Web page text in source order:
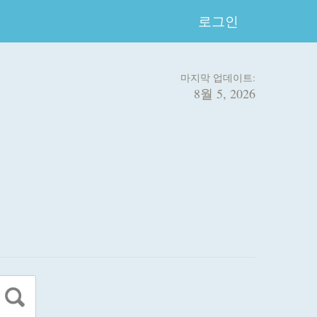
로그인
마지막 업데이트:
8월 5, 2026